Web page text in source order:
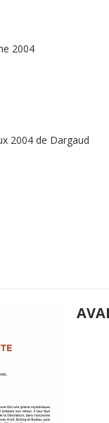
2004
2004 de Dargaud